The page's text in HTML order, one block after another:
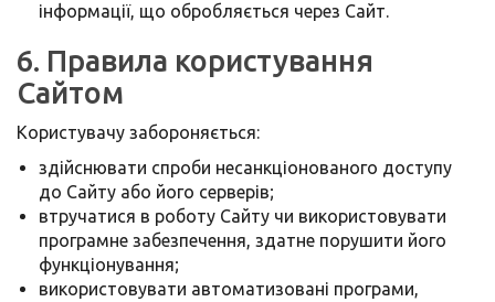
інформації, що обробляється через Сайт.
6. Правила користування
Сайтом
Користувачу забороняється:
здійснювати спроби несанкціонованого доступу
до Сайту або його серверів;
втручатися в роботу Сайту чи використовувати
програмне забезпечення, здатне порушити його
функціонування;
використовувати автоматизовані програми,